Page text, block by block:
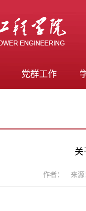
党群工作
关
作者： 来源